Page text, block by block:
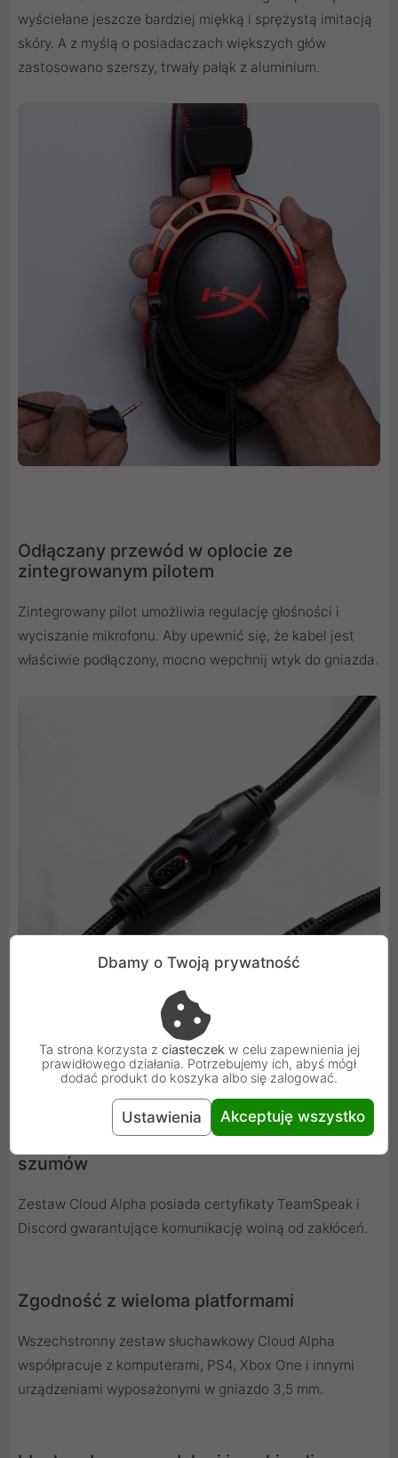
wyściełane jeszcze bardziej miękką i sprężystą imitacją
skóry. A z myślą o posiadaczach większych głów
zastosowano szerszy, trwały pałąk z aluminium.
Odłączany przewód w oplocie ze
zintegrowanym pilotem
Zintegrowany pilot umożliwia regulację głośności i
wyciszanie mikrofonu. Aby upewnić się, że kabel jest
właściwie podłączony, mocno wepchnij wtyk do gniazda.
szumów
Zestaw Cloud Alpha posiada certyfikaty TeamSpeak i
Discord gwarantujące komunikację wolną od zakłóceń.
Zgodność z wieloma platformami
Wszechstronny zestaw słuchawkowy Cloud Alpha
współpracuje z komputerami, PS4, Xbox One i innymi
urządzeniami wyposażonymi w gniazdo 3,5 mm.
Dbamy o Twoją prywatność
Ta strona korzysta z ciasteczek w celu zapewnienia jej
prawidłowego działania. Potrzebujemy ich, abyś mógł
dodać produkt do koszyka albo się zalogować.
Ustawienia Akceptuję wszystko